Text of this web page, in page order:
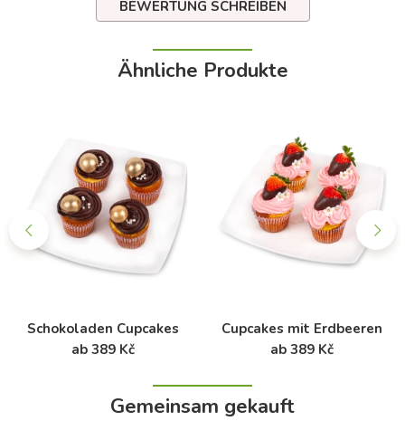
BEWERTUNG SCHREIBEN
Ähnliche Produkte
Schokoladen Cupcakes
ab 389 Kč
Cupcakes mit Erdbeeren
ab 389 Kč
Gemeinsam gekauft